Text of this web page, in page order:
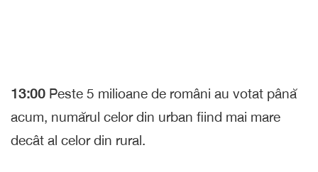
13:00 Peste 5 milioane de români au votat până
acum, numărul celor din urban fiind mai mare
decât al celor din rural.